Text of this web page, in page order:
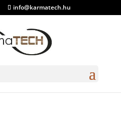
info@karmatech.hu